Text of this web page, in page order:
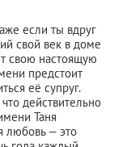
если ты вдруг
свой век в доме
свою настоящую
предстоит
её супруг.
действительно
Таня
любовь — это